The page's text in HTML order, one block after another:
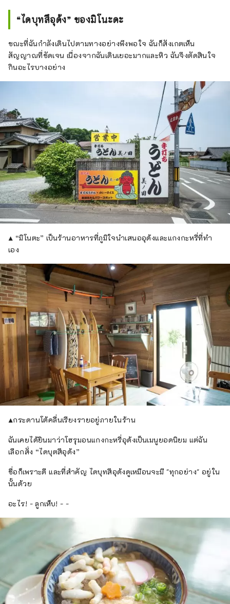
“ไดบุทสึอุด้ง” ของมิโนะดะ
ขณะที่ฉันกำลังเดินไปตามทางอย่างพึงพอใจ ฉันก็สังเกตเห็น
สัญญาณที่ชัดเจน เนื่องจากฉันเดินเยอะมากและหิว ฉันจึงตัดสินใจ
กินอะไรบางอย่าง
▲ “มิโนตะ” เป็นร้านอาหารที่ภูมิใจนำเสนออุด้งและแกงกะหรี่ที่ทำ
เอง
▲กระดานโต้คลื่นเรียงรายอยู่ภายในร้าน
ฉันเคยได้ยินมาว่าโฮรุมอนแกงกะหรี่อุด้งเป็นเมนูยอดนิยม แต่ฉัน
เลือกสั่ง “ไดบุตสึอุด้ง”
ชื่อก็เพราะดี และที่สำคัญ ไดบุทสึอุด้งดูเหมือนจะมี "ทุกอย่าง" อยู่ใน
นั้นด้วย
อะไร! - ลูกเห็บ! - -